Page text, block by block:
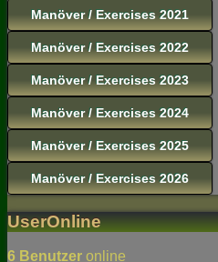
Manöver / Exercises 2021
Manöver / Exercises 2022
Manöver / Exercises 2023
Manöver / Exercises 2024
Manöver / Exercises 2025
Manöver / Exercises 2026
UserOnline
6 Benutzer online